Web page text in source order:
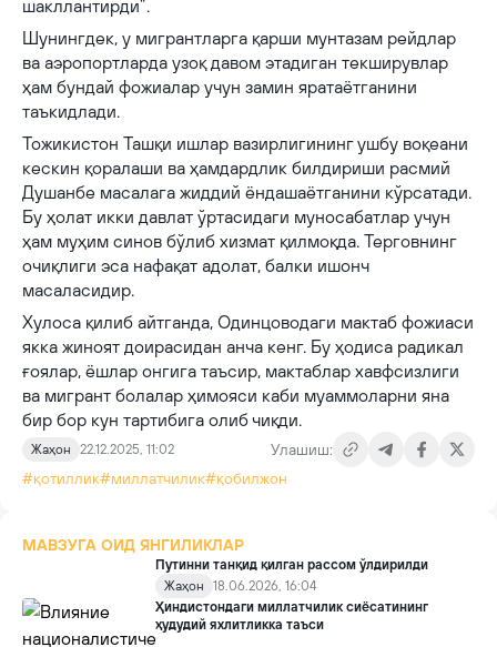
шакллантирди”.
Шунингдек, у мигрантларга қарши мунтазам рейдлар
ва аэропортларда узоқ давом этадиган текширувлар
ҳам бундай фожиалар учун замин яратаётганини
таъкидлади.
Тожикистон Ташқи ишлар вазирлигининг ушбу воқеани
кескин қоралаши ва ҳамдардлик билдириши расмий
Душанбе масалага жиддий ёндашаётганини кўрсатади.
Бу ҳолат икки давлат ўртасидаги муносабатлар учун
ҳам муҳим синов бўлиб хизмат қилмоқда. Терговнинг
очиқлиги эса нафақат адолат, балки ишонч
масаласидир.
Хулоса қилиб айтганда, Одинцоводаги мактаб фожиаси
якка жиноят доирасидан анча кенг. Бу ҳодиса радикал
ғоялар, ёшлар онгига таъсир, мактаблар хавфсизлиги
ва мигрант болалар ҳимояси каби муаммоларни яна
бир бор кун тартибига олиб чиқди.
Жаҳон 22.12.2025, 11:02
Улашиш:
#қотиллик#миллатчилик#қобилжон
МАВЗУГА ОИД ЯНГИЛИКЛАР
Путинни танқид қилган рассом ўлдирилди
Жаҳон
18.06.2026, 16:04
Ҳиндистондаги миллатчилик сиёсатининг
ҳудудий яхлитликка таъси